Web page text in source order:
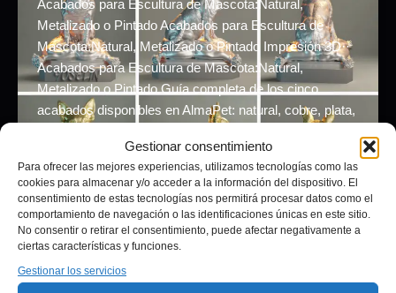
Gestionar consentimiento
Para ofrecer las mejores experiencias, utilizamos tecnologías como las
cookies para almacenar y/o acceder a la información del dispositivo. El
consentimiento de estas tecnologías nos permitirá procesar datos como el
comportamiento de navegación o las identificaciones únicas en este sitio.
No consentir o retirar el consentimiento, puede afectar negativamente a
ciertas características y funciones.
Gestionar los servicios
Acabados para Escultura de Mascota:Natural,
Metalizado o Pintado Acabados para Escultura de
Mascota:Natural, Metalizado o Pintado Impresión 3D··
Acabados para Escultura de Mascota:Natural,
Metalizado o Pintado Guía completa de los cinco
acabados disponibles en AlmaPet: natural, cobre, plata,
uso previsto. Qué es el […]